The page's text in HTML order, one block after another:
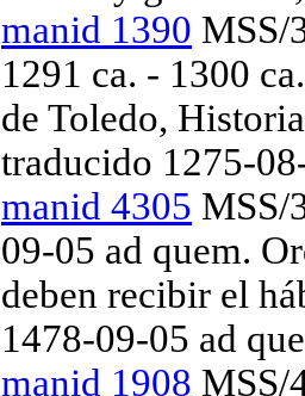
manid 1390 MSS/
1291 ca. - 1300
de Toledo,
traducido 1275-
manid 4305 MSS/
09-05 ad quem.
deben recibir el
1478-09-05 ad
manid 1908 MSS/